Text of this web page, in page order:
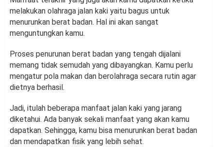
melakukan olahraga jalan kaki yaitu bagus untuk
menurunkan berat badan. Hal ini akan sangat
menguntungkan kamu.
Proses penurunan berat badan yang tengah dijalani
memang tidak semudah yang dibayangkan. Kamu perlu
mengatur pola makan dan berolahraga secara rutin agar
dietnya berhasil.
Jadi, itulah beberapa manfaat jalan kaki yang jarang
diketahui. Ada banyak sekali manfaat yang akan kamu
dapatkan. Sehingga, kamu bisa menurunkan berat badan
dan mendapatkan fisik yang lebih sehat.